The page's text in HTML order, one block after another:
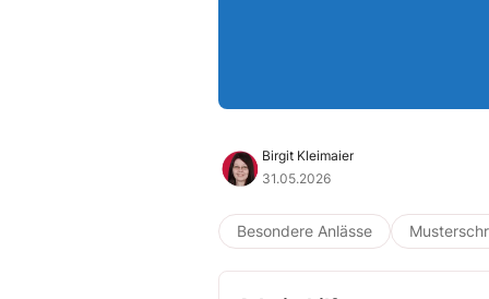
Birgit Kleimaier
31.05.2026
Besondere Anlässe